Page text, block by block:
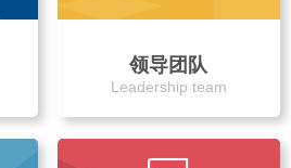
领导团队
Leadership team